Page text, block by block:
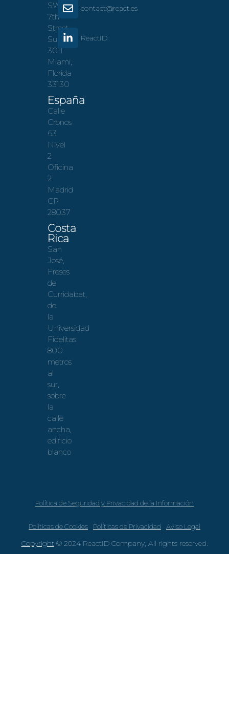
SW
7th
Street
Suite
3011
Miami,
Florida
33130
España
Calle
Cronos
63
Nivel
2
Oficina
2
Madrid
CP
28037
Costa
Rica
San
José,
Freses
de
Curridabat,
de
la
Universidad
Fidelitas
800
metros
al
sur,
sobre
la
calle
ancha,
edificio
blanco
contact@react.es
ReactID
Política de Seguridad y Privacidad de la Información
Políticas de Cookies Políticas de Privacidad Aviso Legal
Copyright© 2024 ReactID Company, All rights reserved.